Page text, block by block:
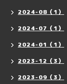
2024-08（1）
2024-07（1）
2024-01（1）
2023-12（3）
2023-09（3）